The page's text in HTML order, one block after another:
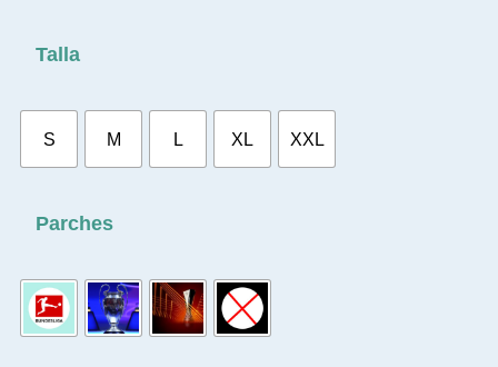
Talla
S M L XL XXL
Parches